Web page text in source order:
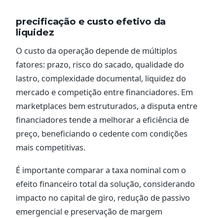
precificação e custo efetivo da
liquidez
O custo da operação depende de múltiplos
fatores: prazo, risco do sacado, qualidade do
lastro, complexidade documental, liquidez do
mercado e competição entre financiadores. Em
marketplaces bem estruturados, a disputa entre
financiadores tende a melhorar a eficiência de
preço, beneficiando o cedente com condições
mais competitivas.
É importante comparar a taxa nominal com o
efeito financeiro total da solução, considerando
impacto no capital de giro, redução de passivo
emergencial e preservação de margem